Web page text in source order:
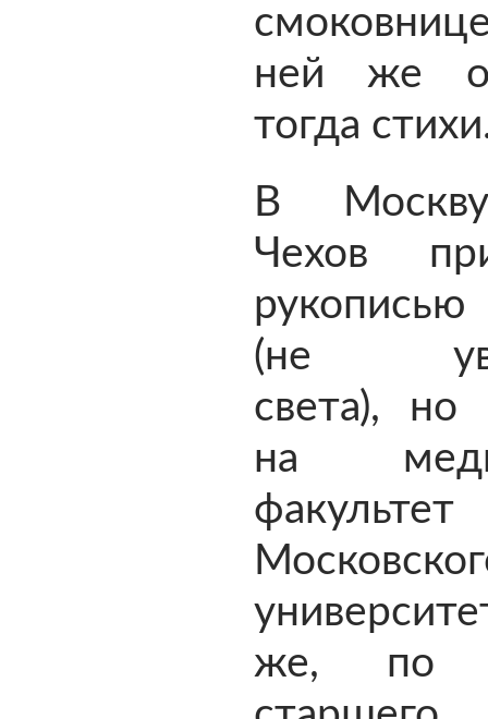
ней же
тогда
В
Чехов
(не
света), но
на
факультет
же, по